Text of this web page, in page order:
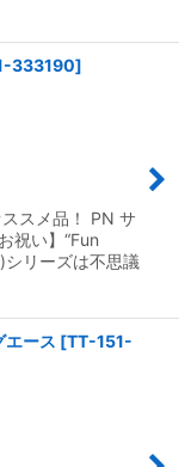
333190]
スメ品！ PN サ
祝い】“Fun
リーズは不思議
エース [TT-151-